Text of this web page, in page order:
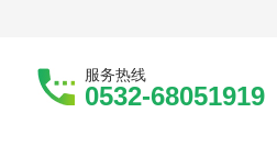
服务热线
0532-68051919